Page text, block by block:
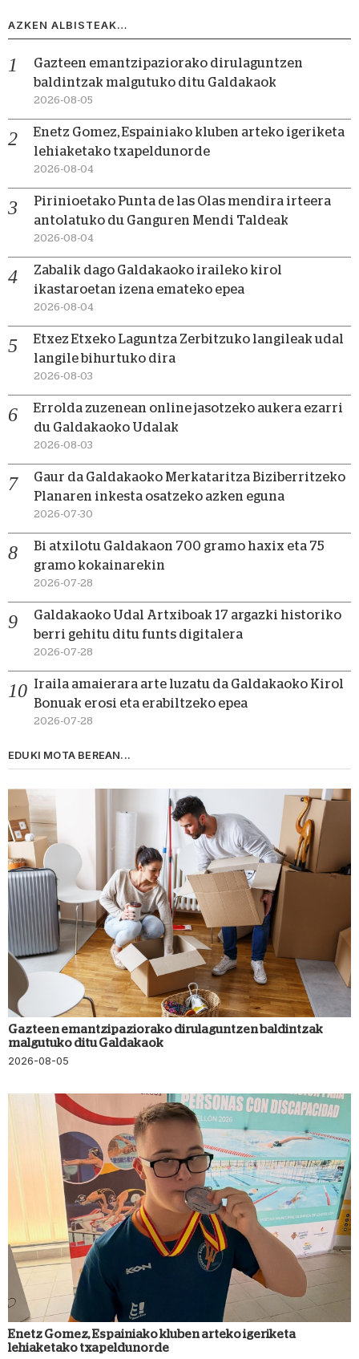
AZKEN ALBISTEAK…
Gazteen emantzipaziorako dirulaguntzen
baldintzak malgutuko ditu Galdakaok
2026-08-05
Enetz Gomez, Espainiako kluben arteko igeriketa
lehiaketako txapeldunorde
2026-08-04
Pirinioetako Punta de las Olas mendira irteera
antolatuko du Ganguren Mendi Taldeak
2026-08-04
Zabalik dago Galdakaoko iraileko kirol
ikastaroetan izena emateko epea
2026-08-04
Etxez Etxeko Laguntza Zerbitzuko langileak udal
langile bihurtuko dira
2026-08-03
Errolda zuzenean online jasotzeko aukera ezarri
du Galdakaoko Udalak
2026-08-03
Gaur da Galdakaoko Merkataritza Biziberritzeko
Planaren inkesta osatzeko azken eguna
2026-07-30
Bi atxilotu Galdakaon 700 gramo haxix eta 75
gramo kokainarekin
2026-07-28
Galdakaoko Udal Artxiboak 17 argazki historiko
berri gehitu ditu funts digitalera
2026-07-28
Iraila amaierara arte luzatu da Galdakaoko Kirol
Bonuak erosi eta erabiltzeko epea
2026-07-28
EDUKI MOTA BEREAN...
Gazteen emantzipaziorako dirulaguntzen baldintzak
malgutuko ditu Galdakaok
2026-08-05
Enetz Gomez, Espainiako kluben arteko igeriketa
lehiaketako txapeldunorde